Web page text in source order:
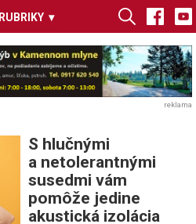
RUBRIKY ▾
reklama
S hlučnými
a netolerantnými
susedmi vám
pomôže jedine
akustická izolácia